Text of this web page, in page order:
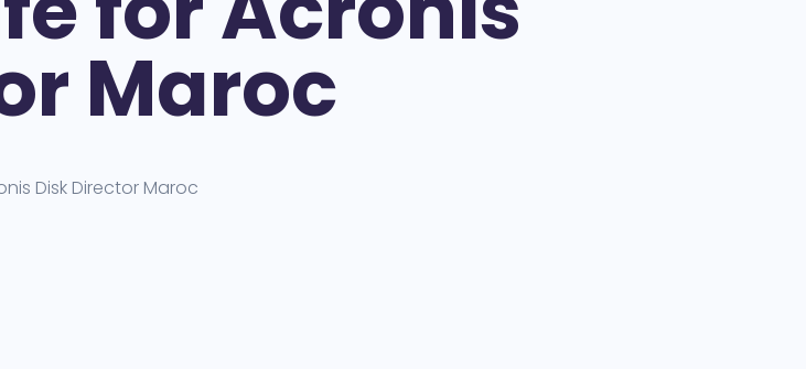
Maroc
Disk Director Maroc